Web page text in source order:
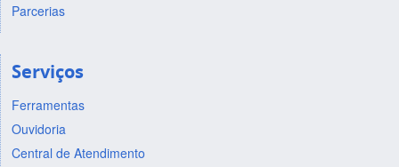
Parcerias
Serviços
Ferramentas
Ouvidoria
Central de Atendimento